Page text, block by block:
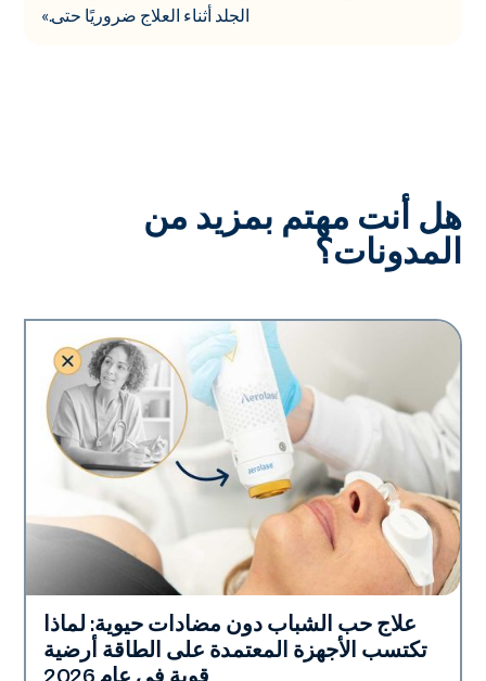
الجلد أثناء العلاج ضروريًا حتى.»
هل أنت مهتم بمزيد من
المدونات؟
صحة الجلد
علاج حب الشباب دون مضادات حيوية: لماذا
تكتسب الأجهزة المعتمدة على الطاقة أرضية